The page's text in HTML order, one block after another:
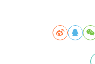
  